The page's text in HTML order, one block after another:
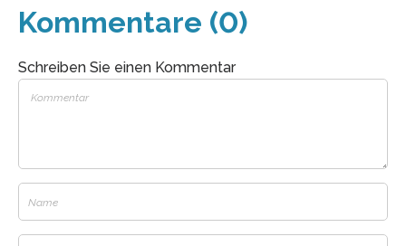
Kommentare (0)
Schreiben Sie einen Kommentar